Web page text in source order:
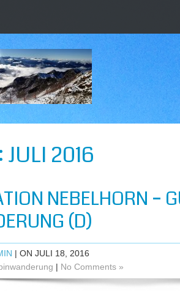
JULI 2016
NEBELHORN –
(D)
| ON JULI 18, 2016
| No Comments »